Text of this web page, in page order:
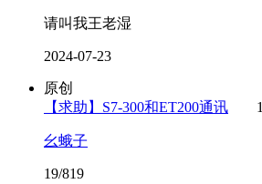
请叫我王老湿
2024-07-23
原创
【求助】S7-300和ET200通讯
幺蛾子
19/819